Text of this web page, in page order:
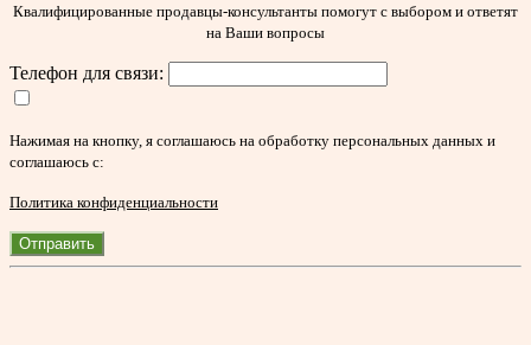
Квалифицированные продавцы-консультанты помогут с выбором и ответят
на Ваши вопросы
Телефон для связи:
Нажимая на кнопку, я соглашаюсь на обработку персональных данных и
соглашаюсь с:
Политика конфиденциальности
Отправить